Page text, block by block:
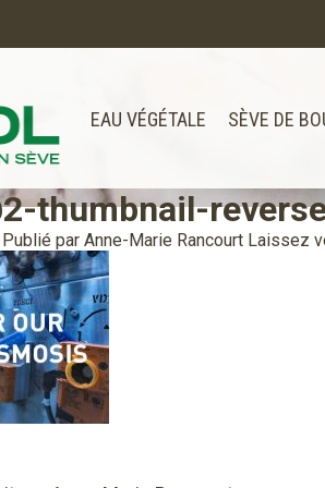
EAU VÉGÉTALE SÈVE DE
d'achats en ligne sera
votre compréhension.
thumbnail-
Publié par Anne-Marie Rancourt Laissez